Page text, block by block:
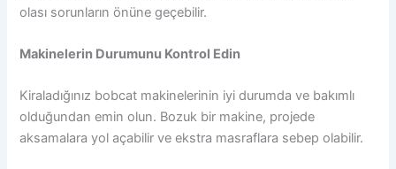
olası sorunların önüne geçebilir.
Makinelerin Durumunu Kontrol Edin
Kiraladığınız bobcat makinelerinin iyi durumda ve bakımlı
olduğundan emin olun. Bozuk bir makine, projede
aksamalara yol açabilir ve ekstra masraflara sebep olabilir.